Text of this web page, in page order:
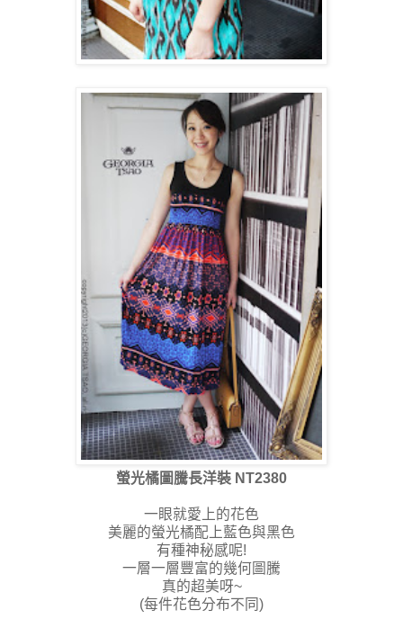
螢光橘圖騰長洋裝 NT2380
一眼就愛上的花色
美麗的螢光橘配上藍色與黑色
有種神秘感呢!
一層一層豐富的幾何圖騰
真的超美呀~
(每件花色分布不同)